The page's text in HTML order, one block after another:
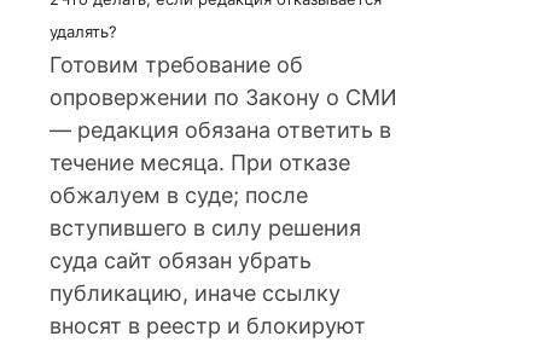
удалять?
Готовим требование об
опровержении по Закону о СМИ
— редакция обязана ответить в
течение месяца. При отказе
обжалуем в суде; после
вступившего в силу решения
суда сайт обязан убрать
публикацию, иначе ссылку
вносят в реестр и блокируют